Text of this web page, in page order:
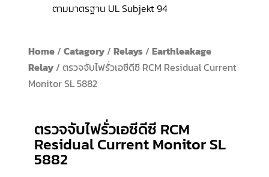
ตามมาตรฐาน UL Subjekt 94
Home/ Catagory/ Relays/ Earthleakage
Relay/ ตรวจจับไฟรั่วเอซีดีซี RCM Residual Current
Monitor SL 5882
ตรวจจับไฟรั่วเอซีดีซี RCM
Residual Current Monitor SL
5882